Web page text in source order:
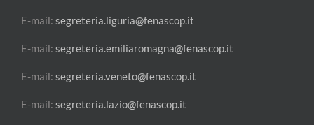
E-mail: segreteria.liguria@fenascop.it
E-mail: segreteria.emiliaromagna@fenascop.it
E-mail: segreteria.veneto@fenascop.it
E-mail: segreteria.lazio@fenascop.it